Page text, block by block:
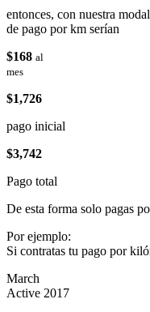
entonces, con nuestra
de pago por km serían
$168 al
mes
$1,726
pago inicial
$3,742
Pago total
De esta forma solo pagas
Por ejemplo:
Si contratas tu pago por
March
Active 2017